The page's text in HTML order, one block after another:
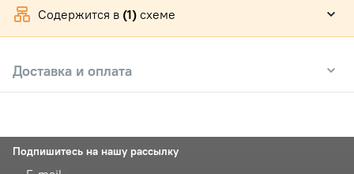
Содержится в (1) схеме
Доставка и оплата
Подпишитесь на нашу рассылку